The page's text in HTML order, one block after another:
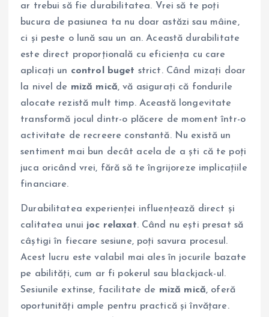
ar trebui să fie durabilitatea. Vrei să te poți
bucura de pasiunea ta nu doar astăzi sau mâine,
ci și peste o lună sau un an. Această durabilitate
este direct proporțională cu eficiența cu care
aplicați un control buget strict. Când mizați doar
la nivel de miză mică, vă asigurați că fondurile
alocate rezistă mult timp. Această longevitate
transformă jocul dintr-o plăcere de moment într-o
activitate de recreere constantă. Nu există un
sentiment mai bun decât acela de a ști că te poți
juca oricând vrei, fără să te îngrijoreze implicațiile
financiare.
Durabilitatea experienței influențează direct și
calitatea unuijoc relaxat. Când nu ești presat să
câștigi în fiecare sesiune, poți savura procesul.
Acest lucru este valabil mai ales în jocurile bazate
pe abilități, cum ar fi pokerul sau blackjack-ul.
Sesiunile extinse, facilitate de miză mică, oferă
oportunități ample pentru practică și învățare.